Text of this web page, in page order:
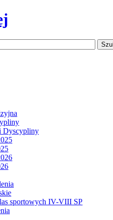
Dyscypliny
sportowych IV-VIII SP